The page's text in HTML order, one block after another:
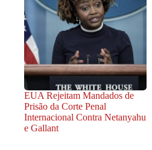
EUA Rejeitam Mandados de
Prisão da Corte Penal
Internacional Contra Netanyahu
e Gallant